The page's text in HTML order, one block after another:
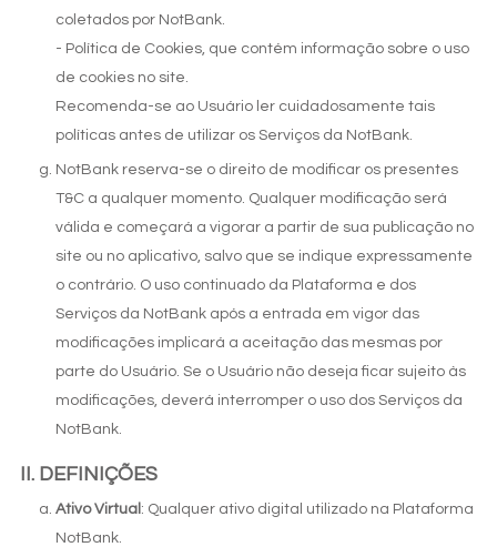
coletados por NotBank.
- Política de Cookies, que contém informação sobre o uso
de cookies no site.
Recomenda-se ao Usuário ler cuidadosamente tais
políticas antes de utilizar os Serviços da NotBank.
NotBank reserva-se o direito de modificar os presentes
T&C a qualquer momento. Qualquer modificação será
válida e começará a vigorar a partir de sua publicação no
site ou no aplicativo, salvo que se indique expressamente
o contrário. O uso continuado da Plataforma e dos
Serviços da NotBank após a entrada em vigor das
modificações implicará a aceitação das mesmas por
parte do Usuário. Se o Usuário não deseja ficar sujeito às
modificações, deverá interromper o uso dos Serviços da
NotBank.
DEFINIÇÕES
Ativo Virtual : Qualquer ativo digital utilizado na Plataforma
NotBank.